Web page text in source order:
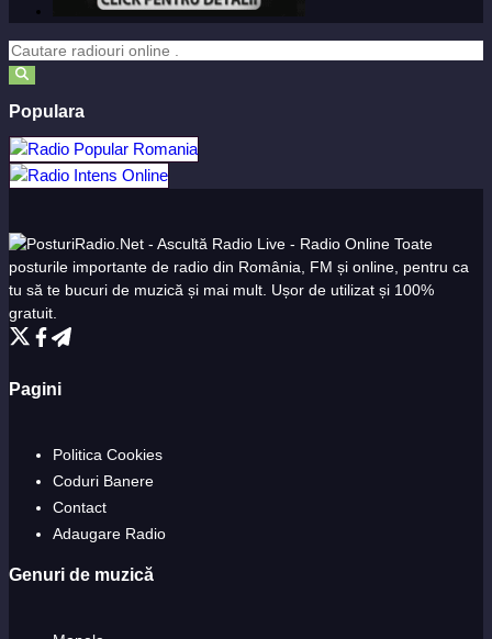
Populara
Toate
posturile importante de radio din România, FM și online, pentru ca
tu să te bucuri de muzică și mai mult. Ușor de utilizat și 100%
gratuit.
Pagini
Politica Cookies
Coduri Banere
Contact
Adaugare Radio
Genuri de muzică